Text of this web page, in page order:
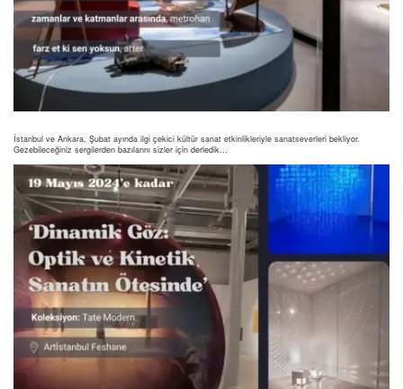
İstanbul ve Ankara, Şubat ayında ilgi çekici kültür sanat etkinlikleriyle sanatseverleri bekliyor.
Gezebileceğiniz sergilerden bazılarını sizler için derledik…